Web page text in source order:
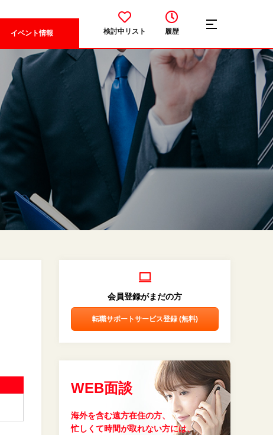
イベント情報 検討中リスト 履歴
会員登録がまだの方
転職サポートサービス登録 (無料)
WEB面談
海外を含む遠方在住の方、
忙しくて時間が取れない方には、